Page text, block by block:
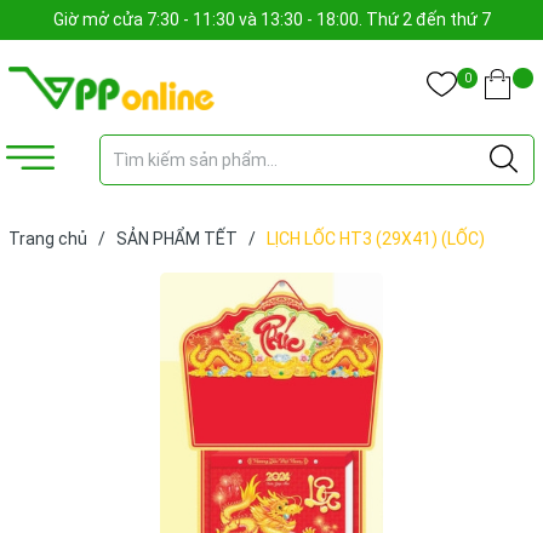
Giờ mở cửa 7:30 - 11:30 và 13:30 - 18:00. Thứ 2 đến thứ 7
0
Trang chủ / SẢN PHẨM TẾT / LỊCH LỐC HT3 (29X41) (LỐC)